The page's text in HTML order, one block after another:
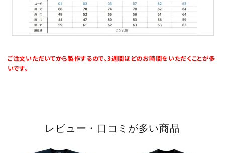
ご注文いただいてから製作するので、3週間ほどのお時間をいただくことが多
いです。
レビュー・口コミが多い商品